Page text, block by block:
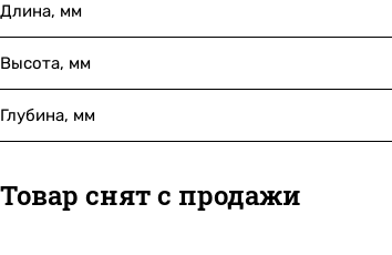
Длина, мм
Высота, мм
Глубина, мм
Товар снят с продажи